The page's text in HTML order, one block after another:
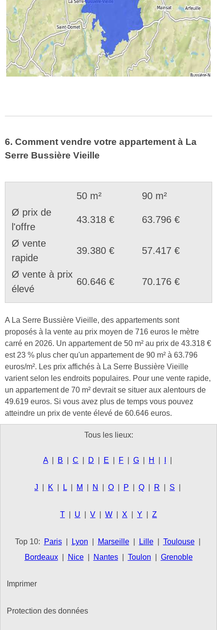
6. Comment vendre votre appartement à La
Serre Bussière Vieille
50 m²
90 m²
Ø prix de
l'offre
43.318 € 63.796 €
Ø vente
rapide
39.380 € 57.417 €
Ø vente à prix
élevé
60.646 € 70.176 €
A La Serre Bussière Vieille, des appartements sont
proposés à la vente au prix moyen de 716 euros le mètre
carré en 2026. Un appartement de 50 m² au prix de 43.318 €
est 23 % plus cher qu'un appartement de 90 m² à 63.796
euros/m². Les prix affichés à La Serre Bussière Vieille
varient selon les endroits populaires. Pour une vente rapide,
un appartement de 70 m² devrait se situer aux alentours de
49.619 euros. Si vous avez plus de temps vous pouvez
atteindre un prix de vente élevé de 60.646 euros.
Tous les lieux:
A B C D E F G H
J K L M N O P Q R S
T U V W X Y Z
Top 10: Paris| Lyon Marseille| Lille| Toulouse|
Bordeaux| Nice| Nantes| Toulon Grenoble
Imprimer
Protection des données